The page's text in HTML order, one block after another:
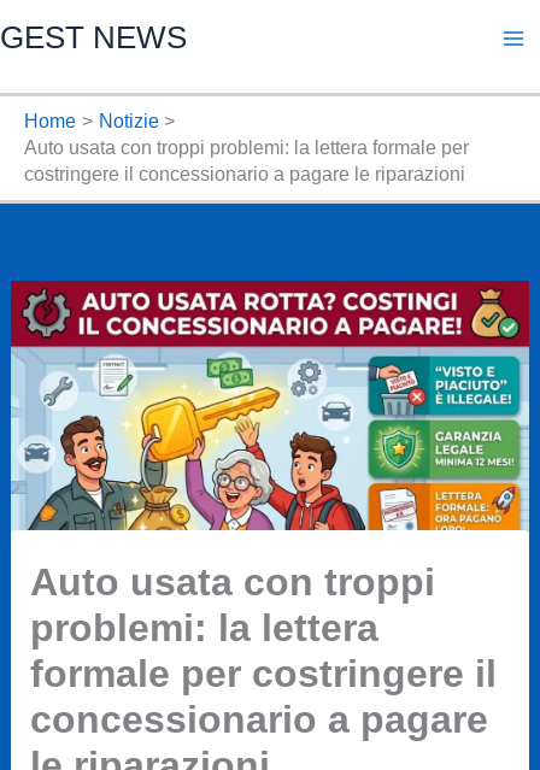
al
GEST NEWS
Home
Notizie
Auto usata con troppi problemi: la lettera formale per
costringere il concessionario a pagare le riparazioni
Auto usata con troppi
problemi: la lettera
formale per costringere il
concessionario a pagare